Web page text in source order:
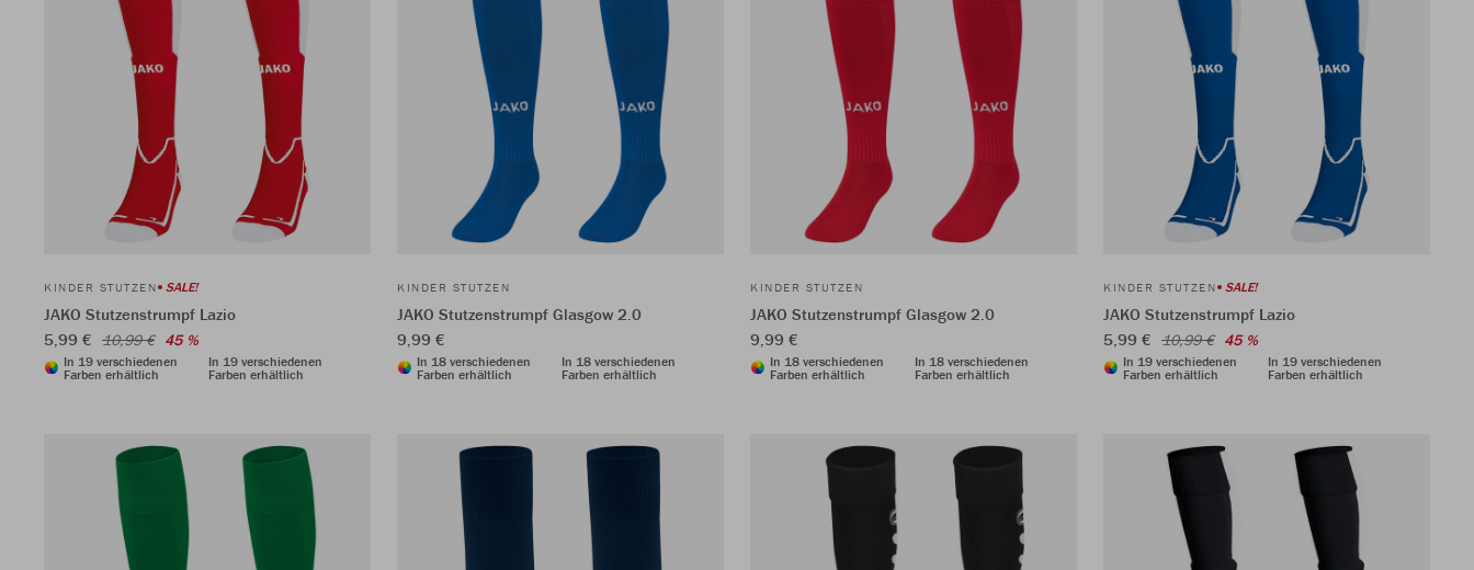
KINDER STUTZEN SALE!
JAKO Stutzenstrumpf Lazio
5,99 € 10,99 € 45 %
In 19 verschiedenen
Farben erhältlich
In 19 verschiedenen
Farben erhältlich
KINDER STUTZEN
JAKO Stutzenstrumpf Glasgow 2.0
9,99 €
In 18 verschiedenen
Farben erhältlich
In 18 verschiedenen
Farben erhältlich
KINDER STUTZEN
JAKO Stutzenstrumpf Glasgow 2.0
9,99 €
In 18 verschiedenen
Farben erhältlich
In 18 verschiedenen
Farben erhältlich
KINDER STUTZEN SALE!
JAKO Stutzenstrumpf Lazio
5,99 € 10,99 € 45 %
In 19 verschiedenen
Farben erhältlich
In 19 verschiedenen
Farben erhältlich